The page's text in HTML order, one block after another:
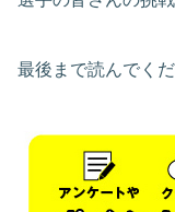
最後まで読んでく